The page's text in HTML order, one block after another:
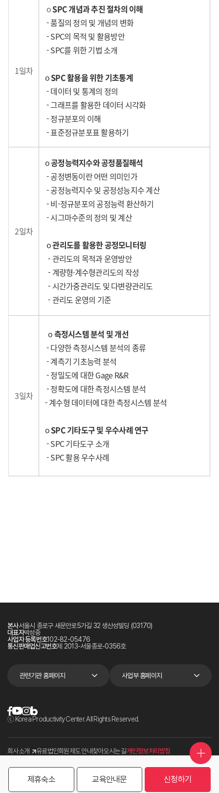
제휴숙소 교육안내문 신청하기
1일차
oSPC 개념과 추진 절차의 이해
- 품질의 정의 및 개념의 변화
- SPC의 목적 및 활용방안
- SPC를 위한 기법 소개
oSPC 활용을 위한 기초통계
- 데이터 및 통계의 정의
- 그래프를 활용한 데이터 시각화
- 정규분포의 이해
- 표준정규분포표 활용하기
2일차
o공정능력지수와 공정품질해석
- 공정변동이란 어떤 의미인가
- 공정능력지수 및 공정성능지수 계산
- 비-정규분포의 공정능력 환산하기
- 시그마수준의 정의 및 계산
o관리도를 활용한 공정모니터링
- 관리도의 목적과 운영방안
- 계량형·계수형관리도의 작성
- 시간가중관리도 및 다변량관리도
- 관리도 운영의 기준
3일차
o측정시스템 분석 및 개선
- 다양한 측정시스템 분석의 종류
- 계측기 기초능력 분석
- 정밀도에 대한 Gage R&R
- 정확도에 대한 측정시스템 분석
- 계수형 데이터에 대한 측정시스템 분석
oSPC 기타도구 및 우수사례 연구
- SPC 기타도구 소개
- SPC 활용 우수사례
본사서울시 종로구 새문안로5가길 32 생산성빌딩 (03170)
대표자박성중
사업자 등록번호102-82-05476
통신판매업신고번호제 2013-서울종로-0356호
관련기관 홈페이지 사업부 홈페이지
ⓒ Korea Productivity Center. All Rights Reserved.
회사소개 유료법인회원제도 안내찾아오시는 길개인정보처리방침